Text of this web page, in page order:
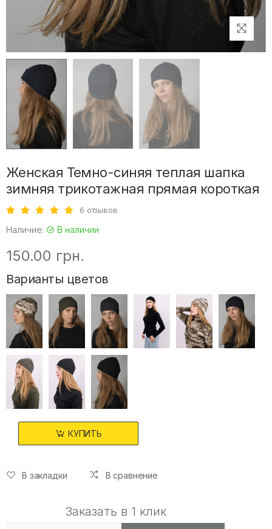
Женская Темно-синяя теплая шапка
зимняя трикотажная прямая короткая
6 отзывов
Наличие: В наличии
150.00 грн.
Варианты цветов
КУПИТЬ
В закладки В сравнение
Заказать в 1 клик